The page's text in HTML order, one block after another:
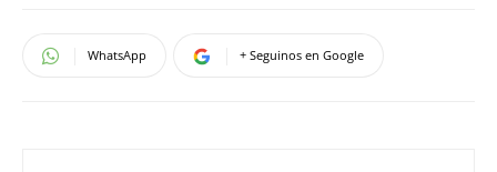
WhatsApp + Seguinos en Google